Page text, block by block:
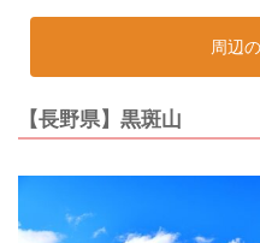
周辺
【長野県】黒斑山